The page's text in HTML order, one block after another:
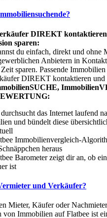
DIREKT
sparen:
du einfach, direkt und
Anbietern in
sparen. Passende Immobilien
DIREKT kontaktieren und
durchsucht das Internet laufend
und bündelt diese
Immobilienvergleich-
heraus
Barometer zeigt dir an, ob
ist
und Verkäufer?
Mieter, Käufer oder
von Immobilien auf Flatbee ist